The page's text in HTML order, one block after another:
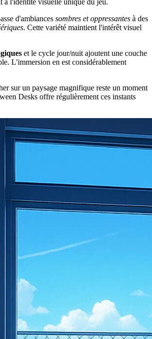
d'ambiances sombres et oppressantes à des
. Cette variété maintient l'intérêt visuel
et le cycle jour/nuit ajoutent une couche
L'immersion en est considérablement
sur un paysage magnifique reste un moment
Desks offre régulièrement ces instants